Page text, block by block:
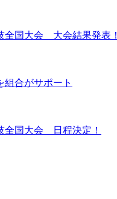
全国大会 大会結果発表！
合がサポート
全国大会 日程決定！